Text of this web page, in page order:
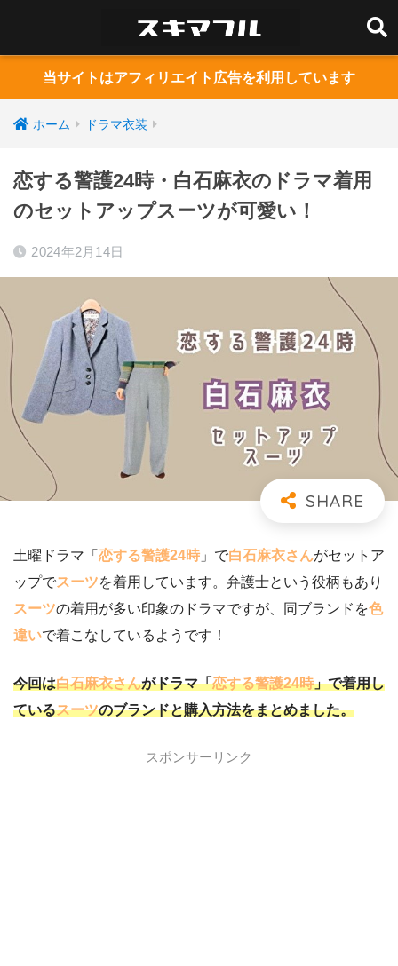
当サイトはアフィリエイト広告を利用しています
ホーム ドラマ衣装
恋する警護24時・白石麻衣のドラマ着用
のセットアップスーツが可愛い！
2024年2月14日
土曜ドラマ「 恋する警護24時 」で白石麻衣さんがセットア
ップでスーツを着用しています。弁護士という役柄もあり
スーツの着用が多い印象のドラマですが、同ブランドを色
違いで着こなしているようです！
今回は白石麻衣さんがドラマ「恋する警護24時」で着用し
ているスーツのブランドと購入方法をまとめました。
スポンサーリンク